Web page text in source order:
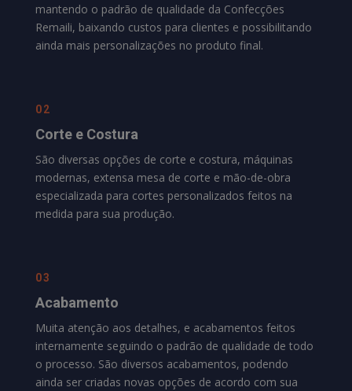
mantendo o padrão de qualidade da Confecções
Remaili, baixando custos para clientes e possibilitando
ainda mais personalizações no produto final.
02
Corte e Costura
São diversas opções de corte e costura, máquinas
modernas, extensa mesa de corte e mão-de-obra
especializada para cortes personalizados feitos na
medida para sua produção.
03
Acabamento
Muita atenção aos detalhes, e acabamentos feitos
internamente seguindo o padrão de qualidade de todo
o processo. São diversos acabamentos, podendo
ainda ser criadas novas opções de acordo com sua